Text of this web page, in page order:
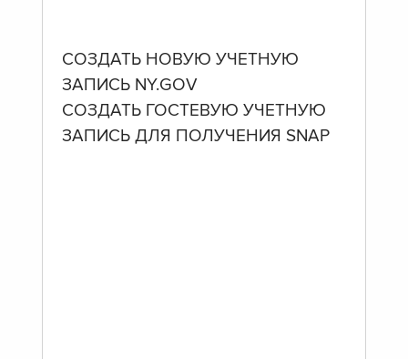
СОЗДАТЬ НОВУЮ УЧЕТНУЮ
ЗАПИСЬ NY.GOV
СОЗДАТЬ ГОСТЕВУЮ УЧЕТНУЮ
ЗАПИСЬ ДЛЯ ПОЛУЧЕНИЯ SNAP